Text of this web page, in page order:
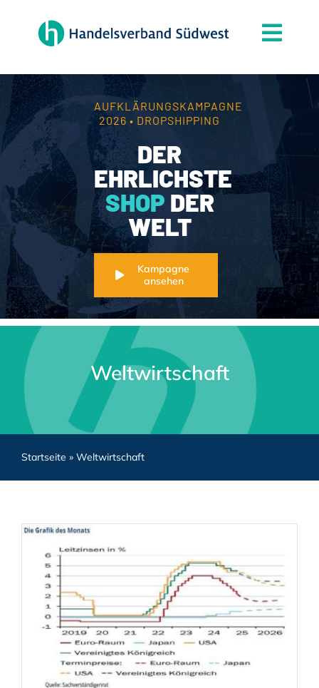
Themen
Mitgliedschaft
Partner
News
Handelsjournal
Kontakt
AUFKLÄRUNGSKAMPAGNE
2026 • DROPSHIPPING
DER
EHRLICHSTE
SHOP DER
WELT
Kampagne
ansehen
Weltwirtschaft
Startseite » Weltwirtschaft